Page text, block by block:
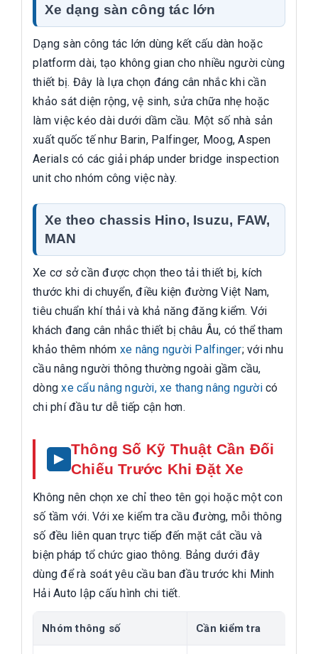
Xe dạng sàn công tác lớn
Dạng sàn công tác lớn dùng kết cấu dàn hoặc
platform dài, tạo không gian cho nhiều người cùng
thiết bị. Đây là lựa chọn đáng cân nhắc khi cần
khảo sát diện rộng, vệ sinh, sửa chữa nhẹ hoặc
làm việc kéo dài dưới dầm cầu. Một số nhà sản
xuất quốc tế như Barin, Palfinger, Moog, Aspen
Aerials có các giải pháp under bridge inspection
unit cho nhóm công việc này.
Xe theo chassis Hino, Isuzu, FAW,
MAN
Xe cơ sở cần được chọn theo tải thiết bị, kích
thước khi di chuyển, điều kiện đường Việt Nam,
tiêu chuẩn khí thải và khả năng đăng kiểm. Với
khách đang cân nhắc thiết bị châu Âu, có thể tham
khảo thêm nhóm xe nâng người Palfinger; với nhu
cầu nâng người thông thường ngoài gầm cầu,
dòngxe cẩu nâng người, xe thang nâng ngườicó
chi phí đầu tư dễ tiếp cận hơn.
Thông Số Kỹ Thuật Cần Đối
Chiếu Trước Khi Đặt Xe
Không nên chọn xe chỉ theo tên gọi hoặc một con
số tầm với. Với xe kiểm tra cầu đường, mỗi thông
số đều liên quan trực tiếp đến mặt cắt cầu và
biện pháp tổ chức giao thông. Bảng dưới đây
dùng để rà soát yêu cầu ban đầu trước khi Minh
Hải Auto lập cấu hình chi tiết.
Nhóm thông số Cần kiểm tra